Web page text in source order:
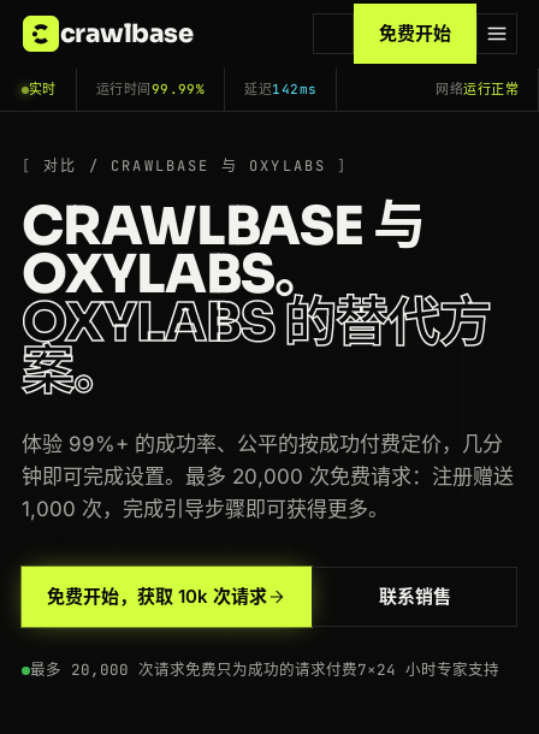
crawlbase 免费开始
实时 运行时间 99.99% 延迟142ms 网络运行正常
对比 / CRAWLBASE 与 OXYLABS
CRAWLBASE 与
OXYLABS。
OXYLABS 的替代方
案。
体验 99%+ 的成功率、公平的按成功付费定价，几分
钟即可完成设置。最多 20,000 次免费请求：注册赠送
1,000 次，完成引导步骤即可获得更多。
免费开始，获取 10k 次请求 联系销售
最多 20,000 次请求免费只为成功的请求付费7×24 小时专家支持